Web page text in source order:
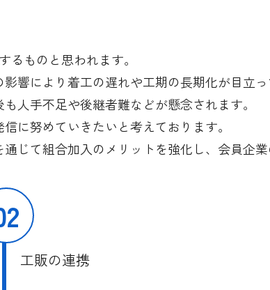
ものと思われます。
響により着工の遅れや工期の長期化が目立っ
人手不足や後継者難などが懸念されます。
に努めていきたいと考えております。
じて組合加入のメリットを強化し、会員企
工販の連携